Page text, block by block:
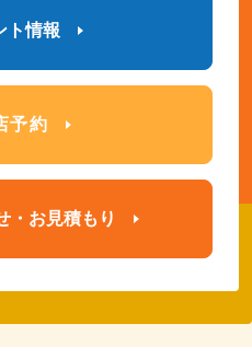
ト情報
予約
・お見積もり